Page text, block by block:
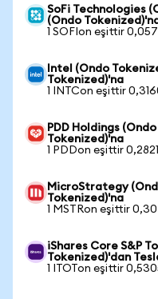
SoFi Technologies
(Ondo
1 SOFIon eşittir
Intel (Ondo
Tokenized)'na
1 INTCon eşittir
PDD Holdings
Tokenized)'na
1 PDDon eşittir
MicroStrategy
Tokenized)'na
1 MSTRon eşittir
iShares Core S&P
Tokenized)'dan
1 ITOTon eşittir